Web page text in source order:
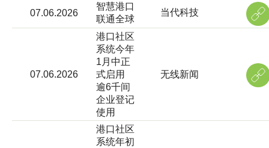
07.06.2026
智慧港口
联通全球
当代科技
07.06.2026
港口社区
系统今年
1月中正
式启用
逾6千间
企业登记
使用
无线新闻
港口社区
系统年初